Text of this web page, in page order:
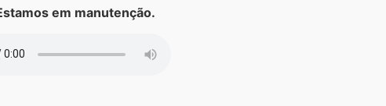
em manutenção.